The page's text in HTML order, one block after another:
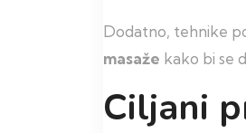
Dodatno, tehnike
masaže kako bi se
Ciljani